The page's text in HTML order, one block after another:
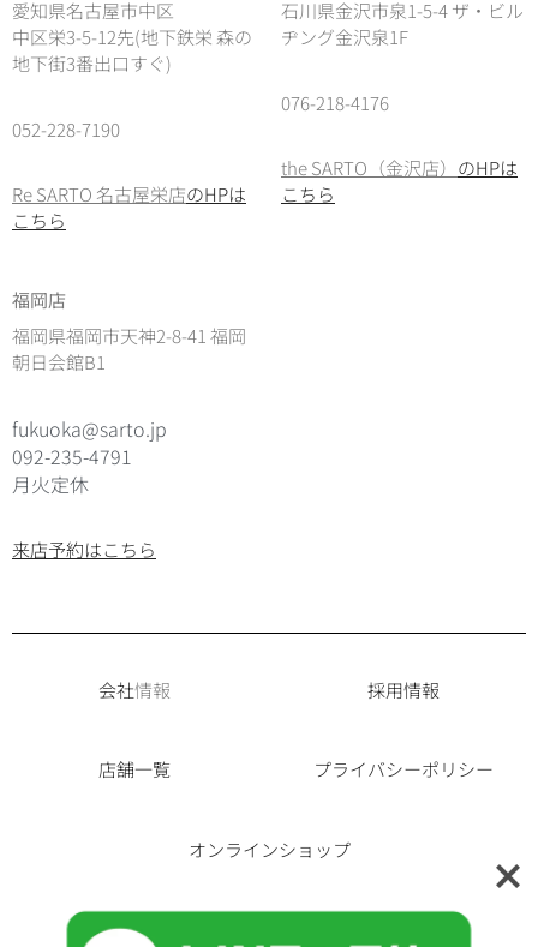
愛知県名古屋市中区
中区栄3-5-12先(地下鉄栄 森の
地下街3番出口すぐ)
052-228-7190
Re SARTO 名古屋栄店のHPは
こちら
石川県金沢市泉1-5-4 ザ・ビル
ヂング金沢泉1F
076-218-4176
the SARTO（金沢店） のHPは
こちら
福岡店
福岡県福岡市天神2-8-41 福岡
朝日会館B1
fukuoka@sarto.jp
092-235-4791
月火定休
来店予約はこちら
会社情報 採用情報
店舗一覧 プライバシーポリシー
オンラインショップ